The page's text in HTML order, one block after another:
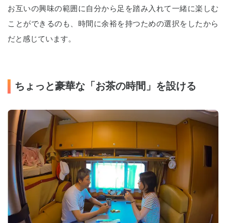
お互いの興味の範囲に自分から足を踏み入れて一緒に楽しむ
ことができるのも、時間に余裕を持つための選択をしたから
だと感じています。
ちょっと豪華な「お茶の時間」を設ける